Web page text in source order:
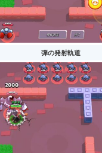
弾の発射軌道